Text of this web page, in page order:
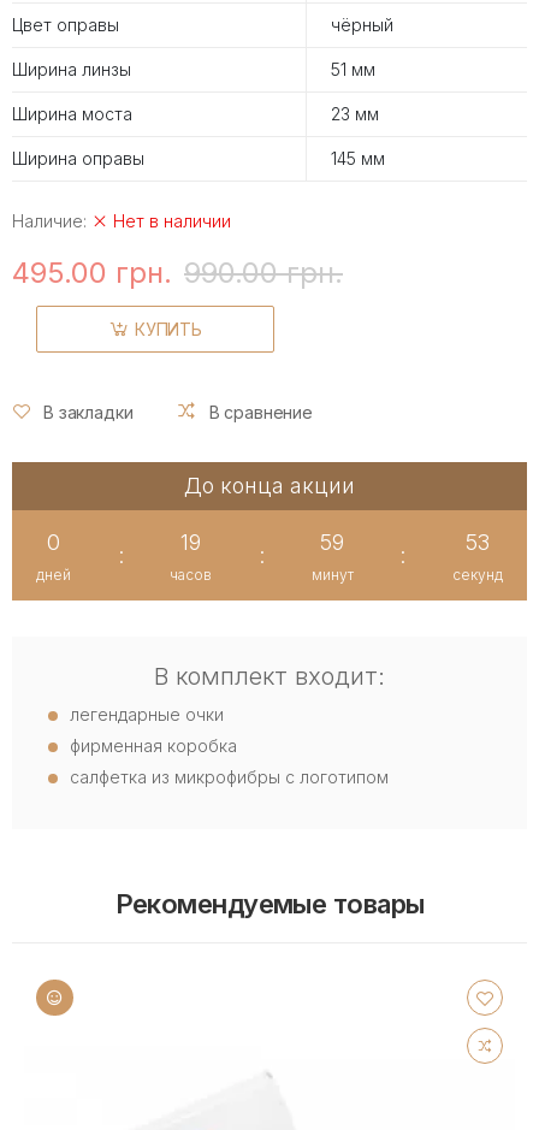
Цвет оправы чёрный
Ширина линзы 51 мм
Ширина моста 23 мм
Ширина оправы 145 мм
Наличие: Нет в наличии
495.00 грн. 990.00 грн.
КУПИТЬ
В закладки В сравнение
До конца акции
0
дней
:
19
часов
:
59
минут
:
53
секунд
В комплект входит:
легендарные очки
фирменная коробка
салфетка из микрофибры с логотипом
Рекомендуемые товары